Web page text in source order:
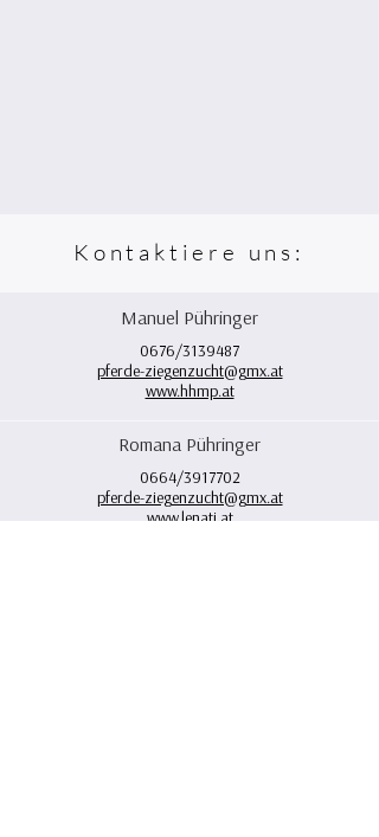
Kontaktiere uns:
Manuel Pühringer
0676/3139487
pferde-ziegenzucht@gmx.at
www.hhmp.at
Romana Pühringer
0664/3917702
pferde-ziegenzucht@gmx.at
www.lenati.at